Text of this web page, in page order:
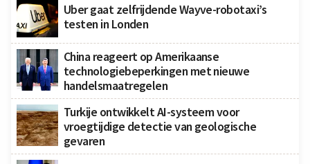
Uber gaat zelfrijdende Wayve-robotaxi’s
testen in Londen
China reageert op Amerikaanse
technologiebeperkingen met nieuwe
handelsmaatregelen
Turkije ontwikkelt AI-systeem voor
vroegtijdige detectie van geologische
gevaren